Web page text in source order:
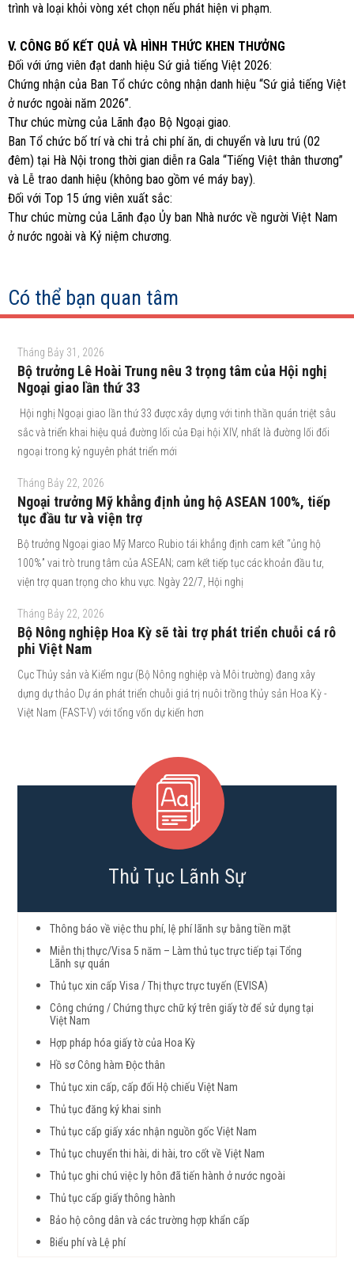
trình và loại khỏi vòng xét chọn nếu phát hiện vi phạm.
V. CÔNG BỐ KẾT QUẢ VÀ HÌNH THỨC KHEN THƯỞNG
Đối với ứng viên đạt danh hiệu Sứ giả tiếng Việt 2026:
Chứng nhận của Ban Tổ chức công nhận danh hiệu “Sứ giả tiếng Việt
ở nước ngoài năm 2026”.
Thư chúc mừng của Lãnh đạo Bộ Ngoại giao.
Ban Tổ chức bố trí và chi trả chi phí ăn, di chuyển và lưu trú (02
đêm) tại Hà Nội trong thời gian diễn ra Gala “Tiếng Việt thân thương”
và Lễ trao danh hiệu (không bao gồm vé máy bay).
Đối với Top 15 ứng viên xuất sắc:
Thư chúc mừng của Lãnh đạo Ủy ban Nhà nước về người Việt Nam
ở nước ngoài và Kỷ niệm chương.
Có thể bạn quan tâm
Tháng Bảy 31, 2026
Bộ trưởng Lê Hoài Trung nêu 3 trọng tâm của Hội nghị
Ngoại giao lần thứ 33
Hội nghị Ngoại giao lần thứ 33 được xây dựng với tinh thần quán triệt sâu
sắc và triển khai hiệu quả đường lối của Đại hội XIV, nhất là đường lối đối
ngoại trong kỷ nguyên phát triển mới
Tháng Bảy 22, 2026
Ngoại trưởng Mỹ khẳng định ủng hộ ASEAN 100%, tiếp
tục đầu tư và viện trợ
Bộ trưởng Ngoại giao Mỹ Marco Rubio tái khẳng định cam kết “ủng hộ
100%” vai trò trung tâm của ASEAN; cam kết tiếp tục các khoản đầu tư,
viện trợ quan trọng cho khu vực. Ngày 22/7, Hội nghị
Tháng Bảy 22, 2026
Bộ Nông nghiệp Hoa Kỳ sẽ tài trợ phát triển chuỗi cá rô
phi Việt Nam
Cục Thủy sản và Kiểm ngư (Bộ Nông nghiệp và Môi trường) đang xây
dựng dự thảo Dự án phát triển chuỗi giá trị nuôi trồng thủy sản Hoa Kỳ -
Việt Nam (FAST-V) với tổng vốn dự kiến hơn
Thủ Tục Lãnh Sự
Thông báo về việc thu phí, lệ phí lãnh sự bằng tiền mặt
Miễn thị thực/Visa 5 năm – Làm thủ tục trực tiếp tại Tổng
Lãnh sự quán
Thủ tục xin cấp Visa / Thị thực trực tuyến (EVISA)
Công chứng / Chứng thực chữ ký trên giấy tờ để sử dụng tại
Việt Nam
Hợp pháp hóa giấy tờ của Hoa Kỳ
Hồ sơ Công hàm Độc thân
Thủ tục xin cấp, cấp đổi Hộ chiếu Việt Nam
Thủ tục đăng ký khai sinh
Thủ tục cấp giấy xác nhận nguồn gốc Việt Nam
Thủ tục chuyển thi hài, di hài, tro cốt về Việt Nam
Thủ tục ghi chú việc ly hôn đã tiến hành ở nước ngoài
Thủ tục cấp giấy thông hành
Bảo hộ công dân và các trường hợp khẩn cấp
Biểu phí và Lệ phí